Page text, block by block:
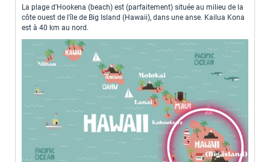
La plage d'Hookena (beach) est (parfaitement) située au milieu de la
côte ouest de l'île de Big Island (Hawaii), dans une anse. Kailua Kona
est à 40 km au nord.